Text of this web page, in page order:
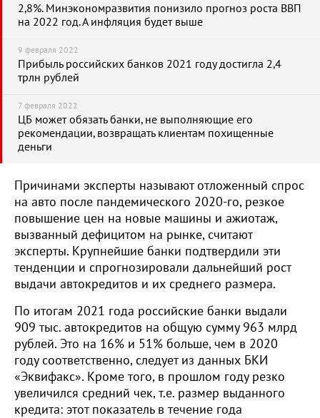
2,8%. Минэкономразвития понизило прогноз роста ВВП
на 2022 год. А инфляция будет выше
9 февраля 2022
Прибыль российских банков 2021 году достигла 2,4
трлн рублей
7 февраля 2022
ЦБ может обязать банки, не выполняющие его
рекомендации, возвращать клиентам похищенные
деньги
Причинами эксперты называют отложенный спрос
на авто после пандемического 2020-го, резкое
повышение цен на новые машины и ажиотаж,
вызванный дефицитом на рынке, считают
эксперты. Крупнейшие банки подтвердили эти
тенденции и спрогнозировали дальнейший рост
выдачи автокредитов и их среднего размера.
По итогам 2021 года российские банки выдали
909 тыс. автокредитов на общую сумму 963 млрд
рублей. Это на 16% и 51% больше, чем в 2020
году соответственно, следует из данных БКИ
«Эквифакс». Кроме того, в прошлом году резко
увеличился средний чек, т.е. размер выданного
кредита: этот показатель в течение года